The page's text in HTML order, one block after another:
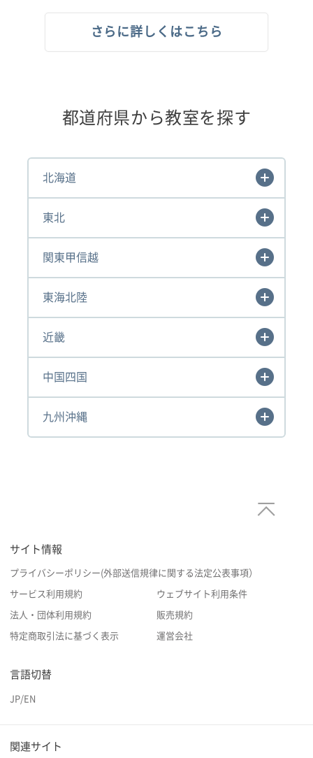
さらに詳しくはこちら
都道府県から教室を探す
北海道
東北
関東甲信越
東海北陸
近畿
中国四国
九州沖縄
サイト情報
プライバシーポリシー(外部送信規律に関する法定公表事項）
サービス利用規約 ウェブサイト利用条件
法人・団体利用規約 販売規約
特定商取引法に基づく表示 運営会社
言語切替
JP/EN
関連サイト